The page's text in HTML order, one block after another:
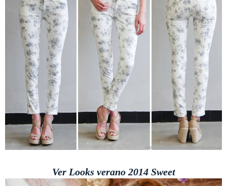
Ver Looks verano 2014 Sweet